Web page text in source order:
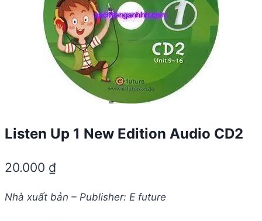
Listen Up 1 New Edition Audio CD2
20.000 ₫
Nhà xuất bản – Publisher: E future